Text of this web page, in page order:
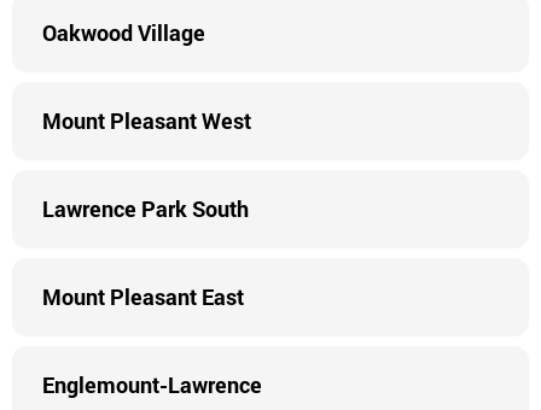
Oakwood Village
Mount Pleasant West
Lawrence Park South
Mount Pleasant East
Englemount-Lawrence